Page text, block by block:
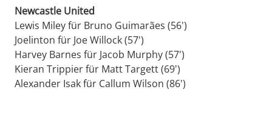
Newcastle United
Lewis Miley für Bruno Guimarães (56')
Joelinton für Joe Willock (57')
Harvey Barnes für Jacob Murphy (57')
Kieran Trippier für Matt Targett (69')
Alexander Isak für Callum Wilson (86')